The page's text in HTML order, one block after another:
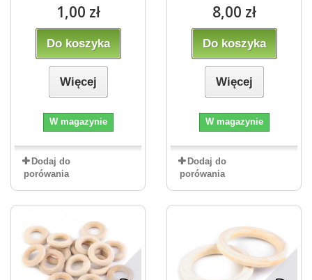
1,00 zł
Do koszyka
Więcej
W magazynie
Dodaj do
porówania
8,00 zł
Do koszyka
Więcej
W magazynie
Dodaj do
porówania